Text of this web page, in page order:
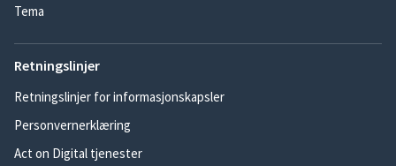
Tema
Retningslinjer
Retningslinjer for informasjonskapsler
Personvernerklæring
Act on Digital tjenester